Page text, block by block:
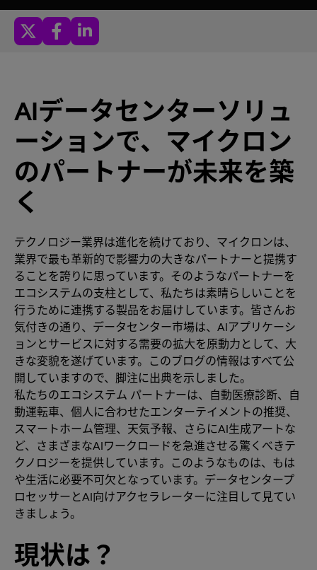
AIデータセンターソリュ
ーションで、マイクロン
のパートナーが未来を築
く
テクノロジー業界は進化を続けており、マイクロンは、
業界で最も革新的で影響力の大きなパートナーと提携す
ることを誇りに思っています。そのようなパートナーを
エコシステムの支柱として、私たちは素晴らしいことを
行うために連携する製品をお届けしています。皆さんお
気付きの通り、データセンター市場は、AIアプリケーシ
ョンとサービスに対する需要の拡大を原動力として、大
きな変貌を遂げています。このブログの情報はすべて公
開していますので、脚注に出典を示しました。
私たちのエコシステム パートナーは、自動医療診断、自
動運転車、個人に合わせたエンターテイメントの推奨、
スマートホーム管理、天気予報、さらにAI生成アートな
ど、さまざまなAIワークロードを急進させる驚くべきテ
クノロジーを提供しています。このようなものは、もは
や生活に必要不可欠となっています。データセンタープ
ロセッサーとAI向けアクセラレーターに注目して見てい
きましょう。
現状は？